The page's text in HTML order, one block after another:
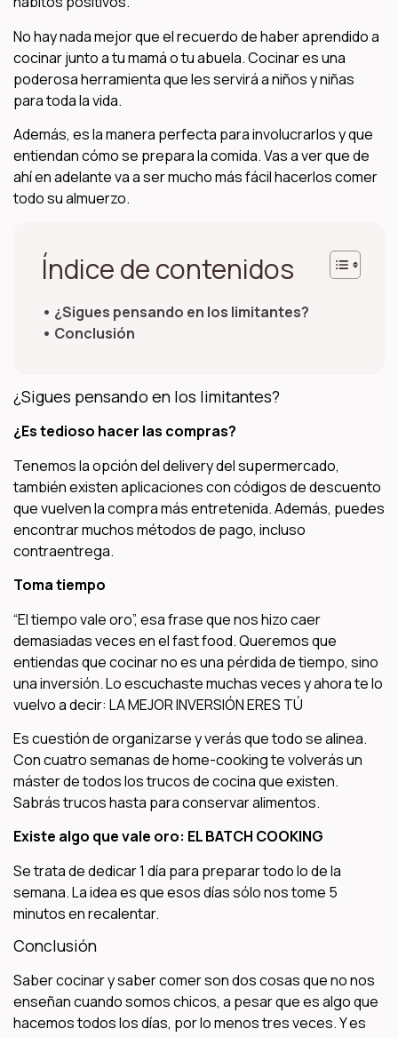
No hay nada mejor que el recuerdo de haber aprendido a
cocinar junto a tu mamá o tu abuela. Cocinar es una
poderosa herramienta que les servirá a niños y niñas
para toda la vida.
Además, es la manera perfecta para involucrarlos y que
entiendan cómo se prepara la comida. Vas a ver que de
ahí en adelante va a ser mucho más fácil hacerlos comer
todo su almuerzo.
Índice de contenidos
¿Sigues pensando en los limitantes?
Conclusión
¿Sigues pensando en los limitantes?
¿Es tedioso hacer las compras?
Tenemos la opción del delivery del supermercado,
también existen aplicaciones con códigos de descuento
que vuelven la compra más entretenida. Además, puedes
encontrar muchos métodos de pago, incluso
contraentrega.
Toma tiempo
“El tiempo vale oro”, esa frase que nos hizo caer
demasiadas veces en el fast food. Queremos que
entiendas que cocinar no es una pérdida de tiempo, sino
una inversión. Lo escuchaste muchas veces y ahora te lo
vuelvo a decir: LA MEJOR INVERSIÓN ERES TÚ
Es cuestión de organizarse y verás que todo se alinea.
Con cuatro semanas de home-cooking te volverás un
máster de todos los trucos de cocina que existen.
Sabrás trucos hasta para conservar alimentos.
Existe algo que vale oro: EL BATCH COOKING
Se trata de dedicar 1 día para preparar todo lo de la
semana. La idea es que esos días sólo nos tome 5
minutos en recalentar.
Conclusión
Saber cocinar y saber comer son dos cosas que no nos
enseñan cuando somos chicos, a pesar que es algo que
hacemos todos los días, por lo menos tres veces. Y es